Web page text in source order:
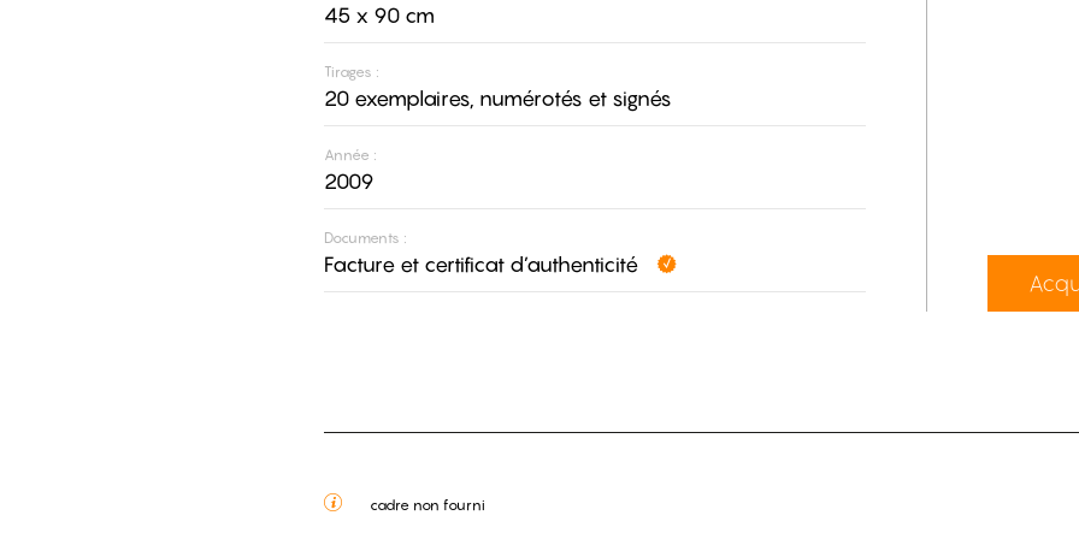
45 x 90 cm
Tirages :
20 exemplaires, numérotés et signés
Année :
2009
Documents :
Facture et certificat d’authenticité
cadre non fourni